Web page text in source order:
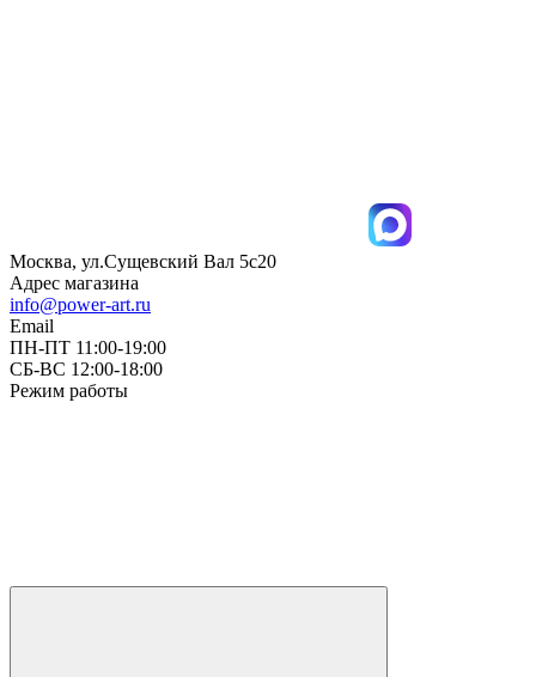
Москва, ул.Сущевский Вал 5с20
Адрес магазина
info@power-art.ru
Email
ПН-ПТ 11:00-19:00
СБ-ВС 12:00-18:00
Режим работы